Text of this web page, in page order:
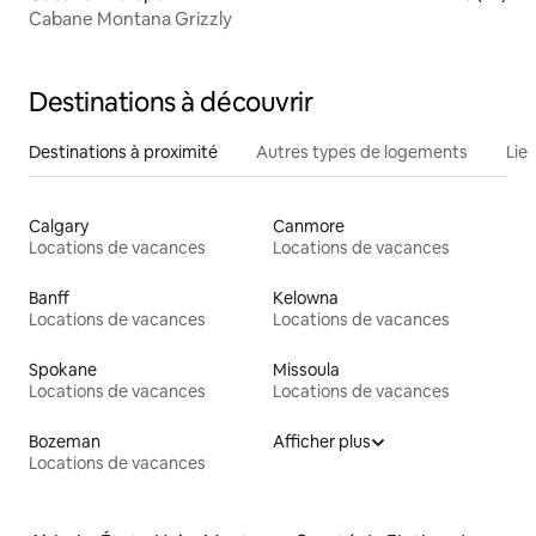
Cabane Montana Grizzly
Destinations à découvrir
Destinations à proximité Autres types de logements
Calgary
Locations de vacances
Canmore
Locations de vacances
Banff
Locations de vacances
Kelowna
Locations de vacances
Spokane
Locations de vacances
Missoula
Locations de vacances
Bozeman
Locations de vacances
Afficher plus